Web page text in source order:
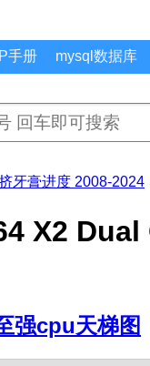
手册 mysql数据库
牙膏进度 2008-2024
X2 Dual
强cpu天梯图